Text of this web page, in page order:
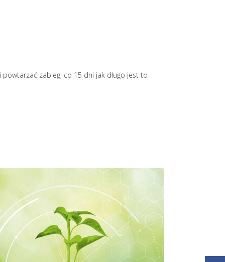
zabieg, co 15 dni jak długo jest to